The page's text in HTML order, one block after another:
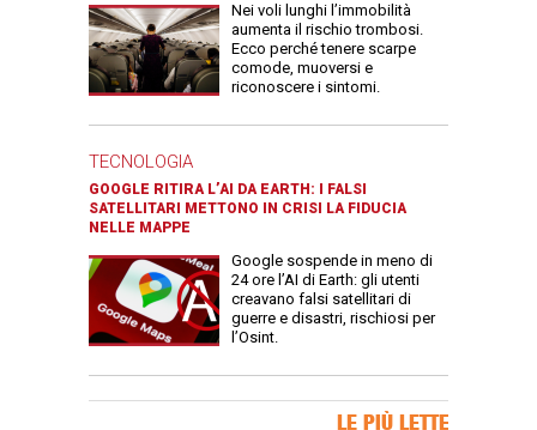
Nei voli lunghi l’immobilità
aumenta il rischio trombosi.
Ecco perché tenere scarpe
comode, muoversi e
riconoscere i sintomi.
TECNOLOGIA
GOOGLE RITIRA L’AI DA EARTH: I FALSI
SATELLITARI METTONO IN CRISI LA FIDUCIA
NELLE MAPPE
Google sospende in meno di
24 ore l’AI di Earth: gli utenti
creavano falsi satellitari di
guerre e disastri, rischiosi per
l’Osint.
LE PIÙ LETTE